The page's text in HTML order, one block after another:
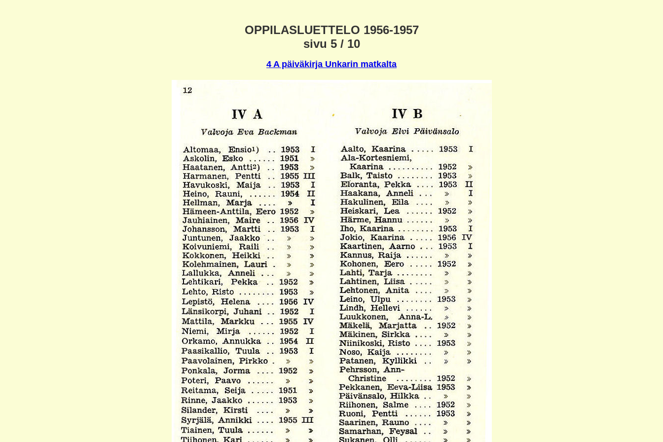
OPPILASLUETTELO 1956-1957
sivu 5 / 10
4 A päiväkirja Unkarin matkalta